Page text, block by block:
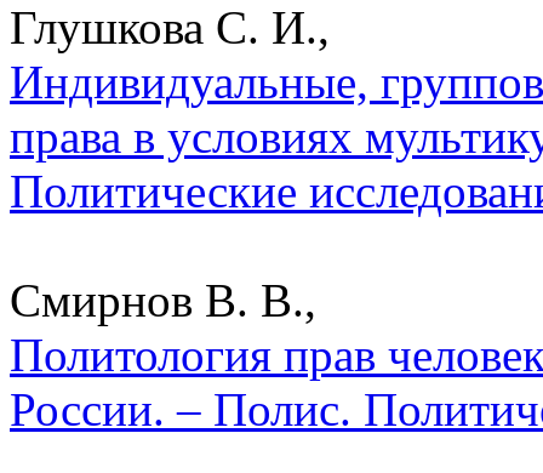
Глушкова С. И.,
Индивидуальные,
права в условиях
Политические
Смирнов В. В.,
Политология прав
России. – Полис.